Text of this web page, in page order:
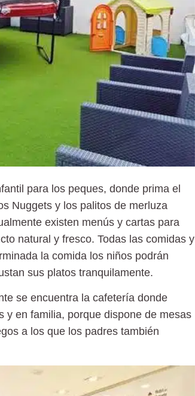
para los peques, donde prima el
Nuggets y los palitos de merluza
existen menús y cartas para
natural y fresco. Todas las comidas y
la comida los niños podrán
sus platos tranquilamente.
se encuentra la cafetería donde
y en familia, porque dispone de mesas
a los que los padres también